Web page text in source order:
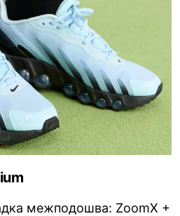
межподошва: ZoomX +